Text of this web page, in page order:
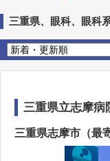
三重県、眼科、眼科
三重県立志摩病
三重県志摩市（最